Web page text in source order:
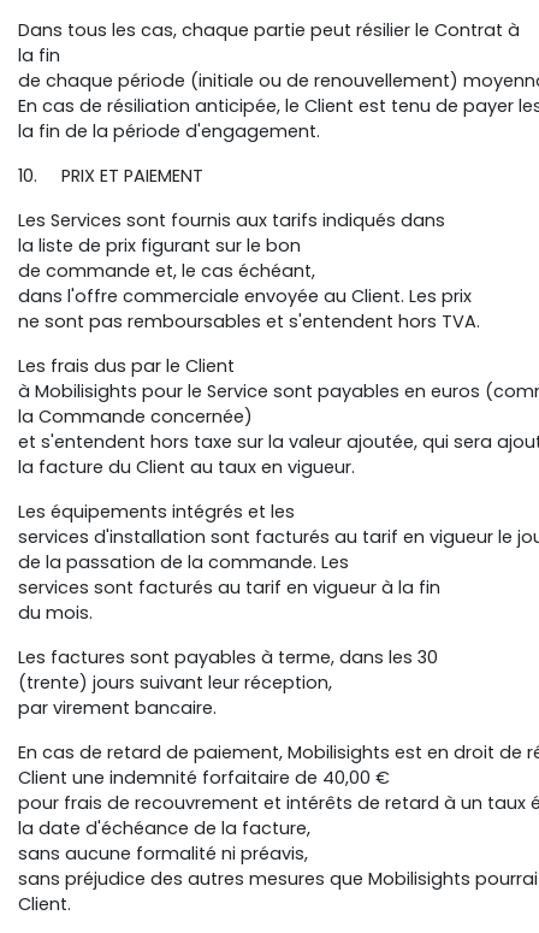
Dans tous les cas, chaque partie peut résilier le Contrat à
la fin
de chaque période (initiale ou de renouvellement)
En cas de résiliation anticipée, le Client est tenu de payer
la fin de la période d'engagement.
10. PRIX ET PAIEMENT
Les Services sont fournis aux tarifs indiqués dans
la liste de prix figurant sur le bon
de commande et, le cas échéant,
dans l'offre commerciale envoyée au Client. Les prix
ne sont pas remboursables et s'entendent hors TVA.
Les frais dus par le Client
à Mobilisights pour le Service sont payables en euros
la Commande concernée)
et s'entendent hors taxe sur la valeur ajoutée, qui sera
la facture du Client au taux en vigueur.
Les équipements intégrés et les
services d'installation sont facturés au tarif en vigueur le
de la passation de la commande. Les
services sont facturés au tarif en vigueur à la fin
du mois.
Les factures sont payables à terme, dans les 30
(trente) jours suivant leur réception,
par virement bancaire.
En cas de retard de paiement, Mobilisights est en droit de
Client une indemnité forfaitaire de 40,00 €
pour frais de recouvrement et intérêts de retard à un
la date d'échéance de la facture,
sans aucune formalité ni préavis,
sans préjudice des autres mesures que Mobilisights
Client.